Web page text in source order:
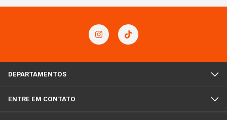
DEPARTAMENTOS
ENTRE EM CONTATO